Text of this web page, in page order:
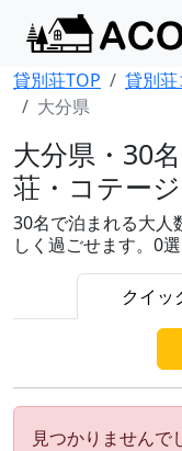
貸別荘TOP 貸別
大分県
大分県・30
荘・コテージ
30名で泊まれる大人
しく過ごせます。0選
クイッ
見つかりませんで